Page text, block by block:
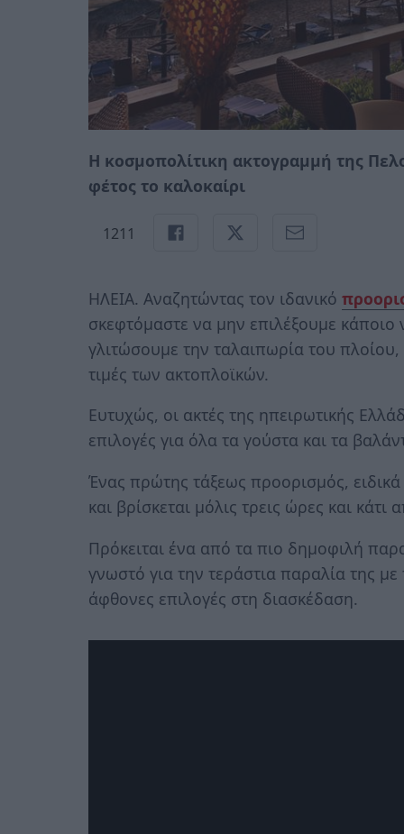
Η κοσμοπολίτικη ακτογραμμή της
φέτος το καλοκαίρι
1211
ΗΛΕΙΑ. Αναζητώντας τον ιδανικό
σκεφτόμαστε να μην επιλέξουμε κάποιο
γλιτώσουμε την ταλαιπωρία του
τιμές των ακτοπλοϊκών.
Ευτυχώς, οι ακτές της ηπειρωτικής
επιλογές για όλα τα γούστα και τα
Ένας πρώτης τάξεως προορισμός, ειδικά
και βρίσκεται μόλις τρεις ώρες και
Πρόκειται ένα από τα πιο δημοφιλή
γνωστό για την τεράστια παραλία της
άφθονες επιλογές στη διασκέδαση.